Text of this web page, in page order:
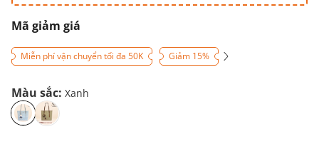
Mã giảm giá
Miễn phí vận chuyển tối đa 50K Giảm 15%
Màu sắc: Xanh